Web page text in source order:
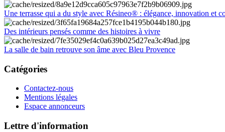
Une terrasse qui a du style avec Résineo® : élégance, innovation et
Des intérieurs pensés comme des histoires à vivre
La salle de bain retrouve son âme avec Bleu Provence
Catégories
Contactez-nous
Mentions légales
Espace annonceurs
Lettre d'information